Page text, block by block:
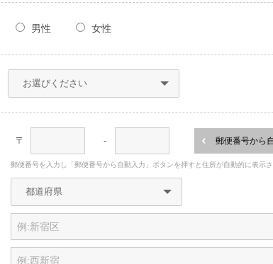
男性 女性
〒 - 郵便番号から
郵便番号を入力し「郵便番号から自動入力」ボタンを押すと住所が自動的に表示さ